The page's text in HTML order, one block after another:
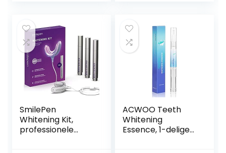
ingrediënten –
Teeth Whitening
Kit tegen gele
tanden – Vegan
€26.99.€22.49.
t – 56 stuks
SmilePen
Whitening Kit,
professionele
ACWOO Teeth
Whitening
Essence, 1-delige